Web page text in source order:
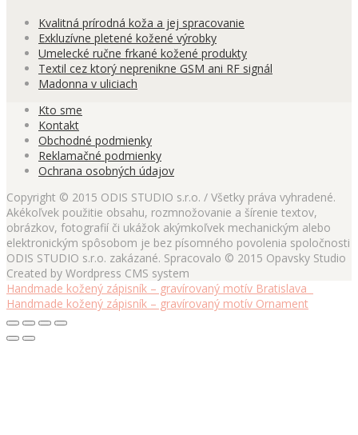
Kvalitná prírodná koža a jej spracovanie
Exkluzívne pletené kožené výrobky
Umelecké ručne frkané kožené produkty
Textil cez ktorý neprenikne GSM ani RF signál
Madonna v uliciach
Kto sme
Kontakt
Obchodné podmienky
Reklamačné podmienky
Ochrana osobných údajov
Copyright © 2015 ODIS STUDIO s.r.o. / Všetky práva vyhradené.
Akékoľvek použitie obsahu, rozmnožovanie a šírenie textov,
obrázkov, fotografií či ukážok akýmkoľvek mechanickým alebo
elektronickým spôsobom je bez písomného povolenia spoločnosti
ODIS STUDIO s.r.o. zakázané. Spracovalo © 2015 Opavsky Studio
Created by Wordpress CMS system
Handmade kožený zápisník – gravírovaný motív Bratislava
Handmade kožený zápisník – gravírovaný motív Ornament